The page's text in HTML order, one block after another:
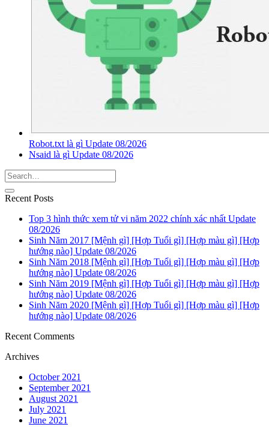
Robot.txt là gì Update 08/2026
Nsaid là gì Update 08/2026
Recent Posts
Top 3 hình thức xem tử vi năm 2022 chính xác nhất Update
08/2026
Sinh Năm 2017 [Mệnh gì] [Hợp Tuổi gì] [Hợp màu gì] [Hợp
hướng nào] Update 08/2026
Sinh Năm 2018 [Mệnh gì] [Hợp Tuổi gì] [Hợp màu gì] [Hợp
hướng nào] Update 08/2026
Sinh Năm 2019 [Mệnh gì] [Hợp Tuổi gì] [Hợp màu gì] [Hợp
hướng nào] Update 08/2026
Sinh Năm 2020 [Mệnh gì] [Hợp Tuổi gì] [Hợp màu gì] [Hợp
hướng nào] Update 08/2026
Recent Comments
Archives
October 2021
September 2021
August 2021
July 2021
June 2021